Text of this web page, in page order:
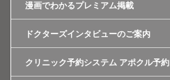
漫画でわかるプレミアム掲載
ドクターズインタビューのご案内
クリニック予約システム アポクル予約